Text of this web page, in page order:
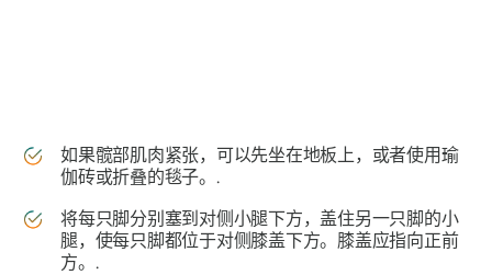
如果髋部肌肉紧张，可以先坐在地板上，或者使用瑜
伽砖或折叠的毯子。.
将每只脚分别塞到对侧小腿下方，盖住另一只脚的小
腿，使每只脚都位于对侧膝盖下方。膝盖应指向正前
方。.